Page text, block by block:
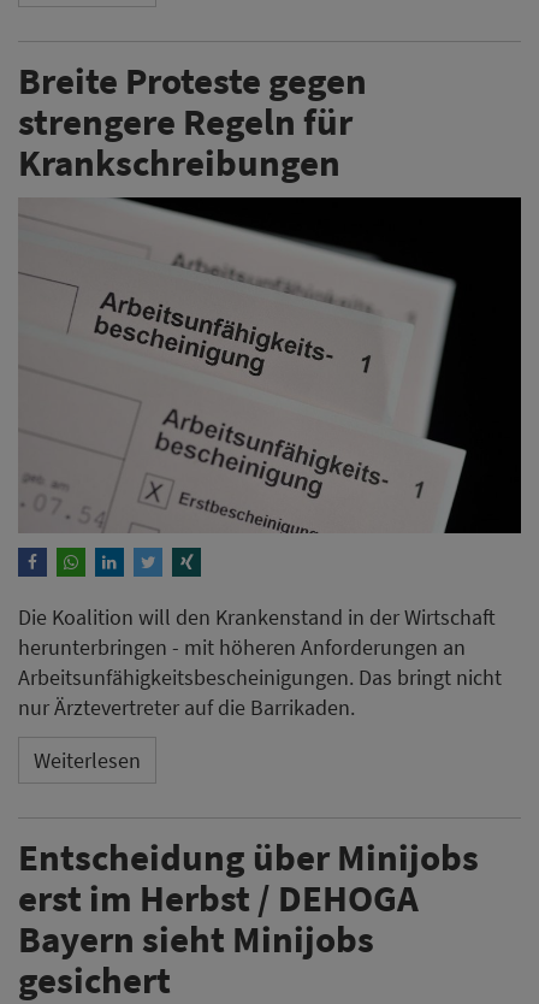
Breite Proteste gegen
strengere Regeln für
Krankschreibungen
Die Koalition will den Krankenstand in der Wirtschaft
herunterbringen - mit höheren Anforderungen an
Arbeitsunfähigkeitsbescheinigungen. Das bringt nicht
nur Ärztevertreter auf die Barrikaden.
Weiterlesen
Entscheidung über Minijobs
erst im Herbst / DEHOGA
Bayern sieht Minijobs
gesichert